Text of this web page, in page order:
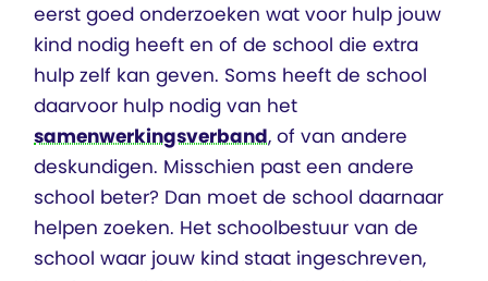
eerst goed onderzoeken wat voor hulp jouw
kind nodig heeft en of de school die extra
hulp zelf kan geven. Soms heeft de school
daarvoor hulp nodig van het
samenwerkingsverband, of van andere
deskundigen. Misschien past een andere
school beter? Dan moet de school daarnaar
helpen zoeken. Het schoolbestuur van de
school waar jouw kind staat ingeschreven,